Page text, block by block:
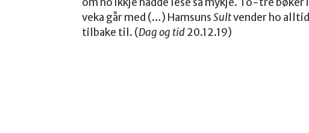
veka går med (…) HamsunsSultvender ho alltid
tilbake til. (Dag og tid20.12.19)